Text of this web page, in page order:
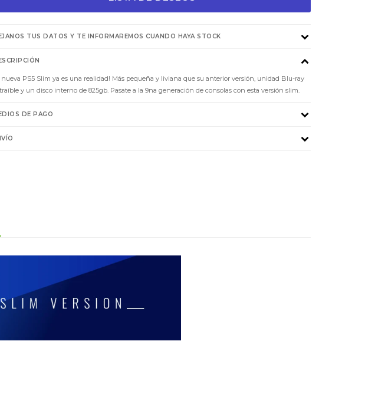
TUS DATOS Y TE INFORMAREMOS CUANDO HAYA STOCK
nueva PS5 Slim ya es una realidad! Más pequeña y liviana que su anterior versión, unidad Blu-ray
y un disco interno de 825gb. Pasate a la 9na generación de consolas con esta versión slim.
DE PAGO